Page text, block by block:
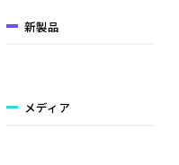
新製品
メディア